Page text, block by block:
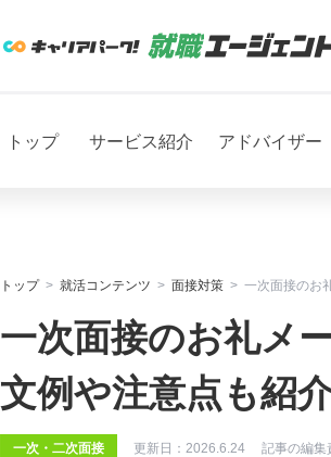
トップ サービス紹介 アドバイザー
トップ 就活コンテンツ 面接対策 一次面接のお
一次面接のお礼メ
文例や注意点も紹
一次・二次面接 更新日： 2026.6.24 記事の編集